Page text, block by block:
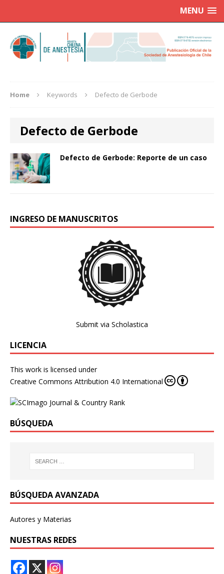
MENU
Home Keywords Defecto de Gerbode
Defecto de Gerbode
Defecto de Gerbode: Reporte de un caso
INGRESO DE MANUSCRITOS
Submit via Scholastica
LICENCIA
This work is licensed under
Creative Commons Attribution 4.0 International
BÚSQUEDA
BÚSQUEDA AVANZADA
Autores y Materias
NUESTRAS REDES